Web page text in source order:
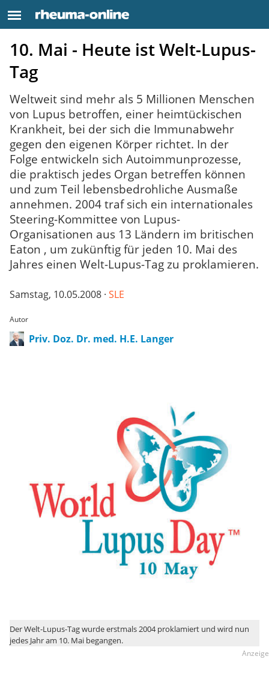
10. Mai - Heute ist Welt-Lupus-
Tag
Weltweit sind mehr als 5 Millionen Menschen
von Lupus betroffen, einer heimtückischen
Krankheit, bei der sich die Immunabwehr
gegen den eigenen Körper richtet. In der
Folge entwickeln sich Autoimmunprozesse,
die praktisch jedes Organ betreffen können
und zum Teil lebensbedrohliche Ausmaße
annehmen. 2004 traf sich ein internationales
Steering-Kommittee von Lupus-
Organisationen aus 13 Ländern im britischen
Eaton , um zukünftig für jeden 10. Mai des
Jahres einen Welt-Lupus-Tag zu proklamieren.
Samstag, 10.05.2008 · SLE
Autor
Priv. Doz. Dr. med. H.E. Langer
Der Welt-Lupus-Tag wurde erstmals 2004 proklamiert und wird nun
jedes Jahr am 10. Mai begangen.